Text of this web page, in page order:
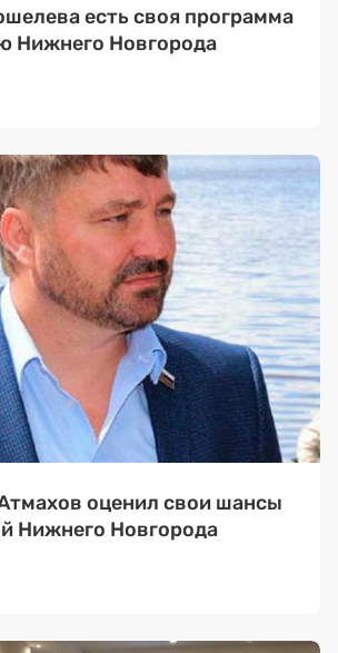
есть своя программа
Нижнего Новгорода
оценил свои шансы
Нижнего Новгорода